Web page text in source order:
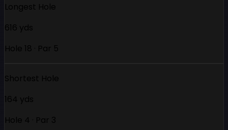
Longest Hole
616 yds
Hole 18 · Par 5
Shortest Hole
164 yds
Hole 4 · Par 3